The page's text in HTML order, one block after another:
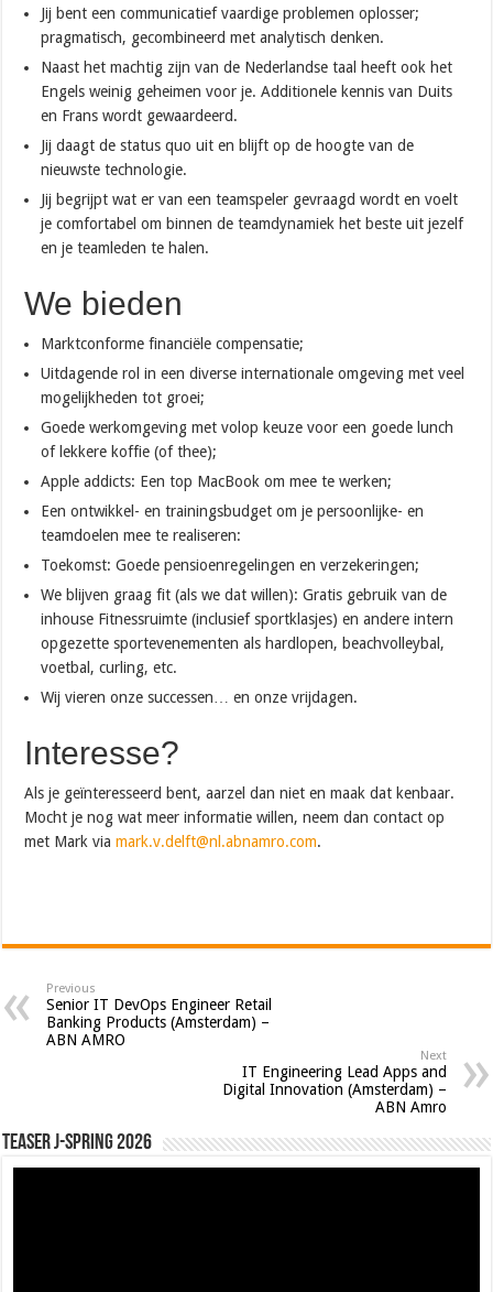
Jij bent een communicatief vaardige problemen oplosser;
pragmatisch, gecombineerd met analytisch denken.
Naast het machtig zijn van de Nederlandse taal heeft ook het
Engels weinig geheimen voor je. Additionele kennis van Duits
en Frans wordt gewaardeerd.
Jij daagt de status quo uit en blijft op de hoogte van de
nieuwste technologie.
Jij begrijpt wat er van een teamspeler gevraagd wordt en voelt
je comfortabel om binnen de teamdynamiek het beste uit jezelf
en je teamleden te halen.
We bieden
Marktconforme financiële compensatie;
Uitdagende rol in een diverse internationale omgeving met veel
mogelijkheden tot groei;
Goede werkomgeving met volop keuze voor een goede lunch
of lekkere koffie (of thee);
Apple addicts: Een top MacBook om mee te werken;
Een ontwikkel- en trainingsbudget om je persoonlijke- en
teamdoelen mee te realiseren:
Toekomst: Goede pensioenregelingen en verzekeringen;
We blijven graag fit (als we dat willen): Gratis gebruik van de
inhouse Fitnessruimte (inclusief sportklasjes) en andere intern
opgezette sportevenementen als hardlopen, beachvolleybal,
voetbal, curling, etc.
Wij vieren onze successen… en onze vrijdagen.
Interesse?
Als je geïnteresseerd bent, aarzel dan niet en maak dat kenbaar.
Mocht je nog wat meer informatie willen, neem dan contact op
met Mark viamark.v.delft@nl.abnamro.com.
Previous
Senior IT DevOps Engineer Retail
Banking Products (Amsterdam) –
ABN AMRO
Next
IT Engineering Lead Apps and
Digital Innovation (Amsterdam) –
ABN Amro
Teaser J-Spring 2026